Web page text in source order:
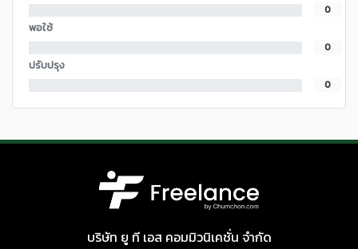
0
พอใช้
0
ปรับปรุง
0
บริษัท ยู ที เอส คอมมิวนิเคชั่น จำกัด